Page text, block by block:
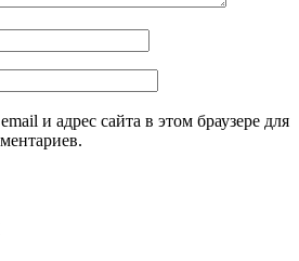
и адрес сайта в этом браузере для